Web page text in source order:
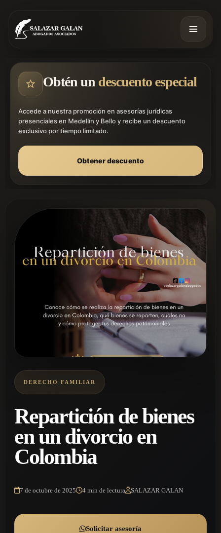
Obtén un descuento especial
Accede a nuestra promoción en asesorías jurídicas
presenciales en Medellín y Bello y recibe un descuento
exclusivo por tiempo limitado.
Obtener descuento
DERECHO FAMILIAR
Repartición de bienes
en un divorcio en
Colombia
7 de octubre de 2025 4 min de lectura SALAZAR GALAN
Solicitar asesoría